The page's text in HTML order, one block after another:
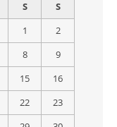
S
S
1
2
8
9
15
16
22
23